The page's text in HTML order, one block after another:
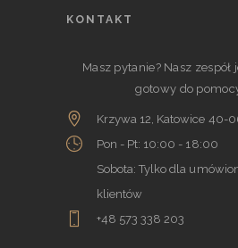
KONTAKT
Masz pytanie? Nasz zespół
gotowy do
Krzywa 12, Katowice 40-
Pon - Pt: 10:00 - 18:00
Sobota: Tylko dla
klientów
+48 573 338 203